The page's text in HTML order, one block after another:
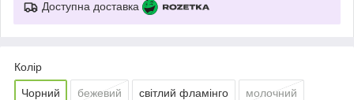
Доступна доставка
Колір
Чорний бежевий світлий фламінго молочний